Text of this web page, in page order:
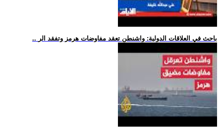
.. باحث في العلاقات الدولية: واشنطن تعقد مفاوضات هرمز وتفقد الر